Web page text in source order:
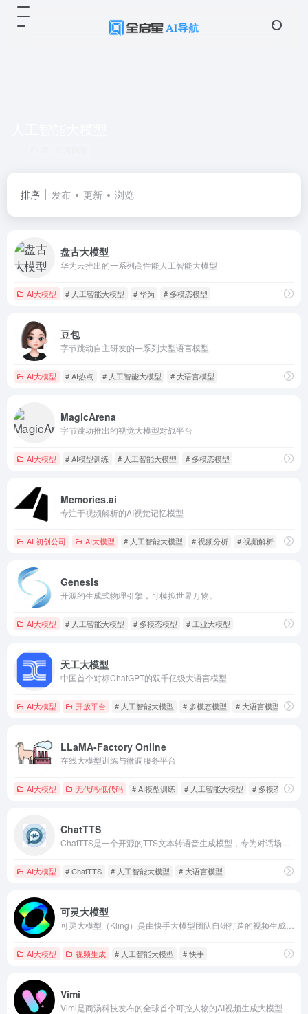
排序 发布 更新 浏览
盘古大模型
华为云推出的一系列高性能人工智能大模型
AI大模型 # 人工智能大模型 # 华为 # 多模态模型
豆包
字节跳动自主研发的一系列大型语言模型
AI大模型 # AI热点 # 人工智能大模型 # 大语言模型
MagicArena
字节跳动推出的视觉大模型对战平台
AI大模型 # AI模型训练 # 人工智能大模型 # 多模态模型
Memories.ai
专注于视频解析的AI视觉记忆模型
AI 初创公司 AI大模型 # 人工智能大模型 # 视频分析 # 视频解析
Genesis
开源的生成式物理引擎，可模拟世界万物。
AI大模型 # 人工智能大模型 # 多模态模型 # 工业大模型
天工大模型
中国首个对标ChatGPT的双千亿级大语言模型
AI大模型 开放平台 # 人工智能大模型 # 多模态模型 # 大语言模型
LLaMA-Factory Online
在线大模型训练与微调服务平台
AI大模型 无代码/低代码 # AI模型训练 # 人工智能大模型 # 多模态模型
ChatTTS
AI大模型 # ChatTTS # 人工智能大模型 # 大语言模型
可灵大模型
AI大模型 视频生成 # 人工智能大模型 # 快手
Vimi
Vimi是商汤科技发布的全球首个可控人物的AI视频生成大模型